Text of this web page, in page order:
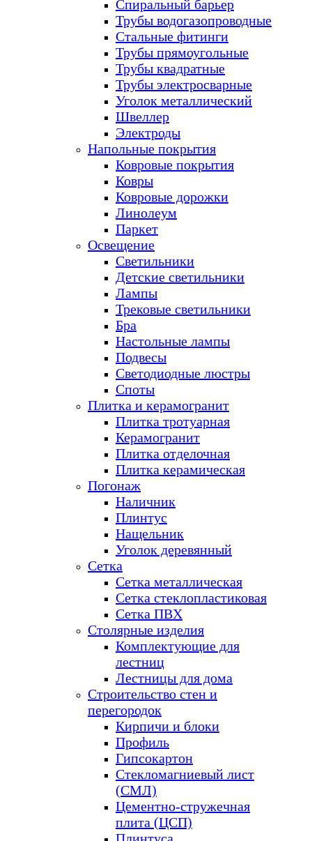
Спиральный барьер
Трубы водогазопроводные
Стальные фитинги
Трубы прямоугольные
Трубы квадратные
Трубы электросварные
Уголок металлический
Швеллер
Электроды
Напольные покрытия
Ковровые покрытия
Ковры
Ковровые дорожки
Линолеум
Паркет
Освещение
Светильники
Детские светильники
Лампы
Трековые светильники
Бра
Настольные лампы
Подвесы
Светодиодные люстры
Споты
Плитка и керамогранит
Плитка тротуарная
Керамогранит
Плитка отделочная
Плитка керамическая
Погонаж
Наличник
Плинтус
Нащельник
Уголок деревянный
Сетка
Сетка металлическая
Сетка стеклопластиковая
Сетка ПВХ
Столярные изделия
Комплектующие для
лестниц
Лестницы для дома
Строительство стен и
перегородок
Кирпичи и блоки
Профиль
Гипсокартон
Стекломагниевый лист
(СМЛ)
Цементно-стружечная
плита (ЦСП)